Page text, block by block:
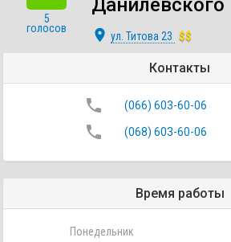
5
голосов
Данилевского
place ул. Титова 23 $$
Контакты
phone (066) 603-60-06
phone (068) 603-60-06
Время работы
Понедельник